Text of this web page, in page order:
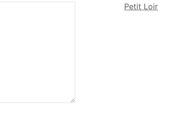
Petit Loir